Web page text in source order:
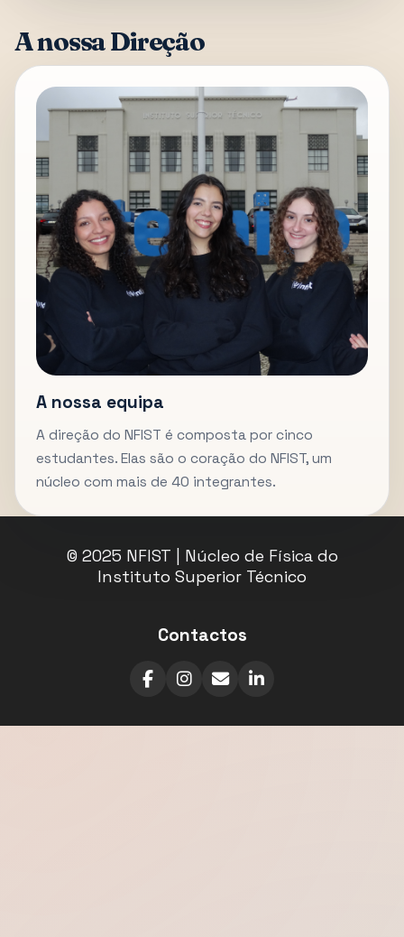
A nossa Direção
A nossa equipa
A direção do NFIST é composta por cinco
estudantes. Elas são o coração do NFIST, um
núcleo com mais de 40 integrantes.
© 2025 NFIST | Núcleo de Física do
Instituto Superior Técnico
Contactos